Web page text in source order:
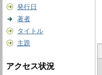
発行日
著者
タイトル
主題
アクセス状況